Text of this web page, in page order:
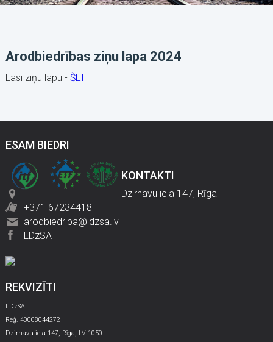
Arodbiedrības ziņu lapa 2024
Lasi ziņu lapu - ŠEIT
ESAM BIEDRI
KONTAKTI
Dzirnavu iela 147, Rīga
+371 67234418
arodbiedriba@ldzsa.lv
LDzSA
REKVIZĪTI
LDzSA
Reģ. 40008044272
Dzirnavu iela 147, Rīga, LV-1050